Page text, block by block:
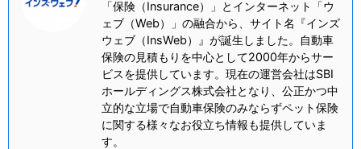
「保険（Insurance）」とインターネット「ウ
ェブ（Web）」の融合から、サイト名『インズ
ウェブ（InsWeb）』が誕生しました。自動車
保険の見積もりを中心として2000年からサー
ビスを提供しています。現在の運営会社はSBI
ホールディングス株式会社となり、公正かつ中
立的な立場で自動車保険のみならずペット保険
に関する様々なお役立ち情報も提供していま
す。